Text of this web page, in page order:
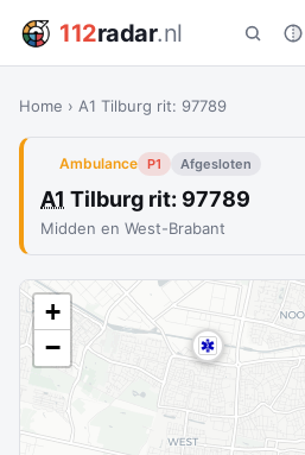
112radar.nl
Home › A1 Tilburg rit: 97789
Ambulance P1 Afgesloten
A1 Tilburg rit: 97789
Midden en West-Brabant
+
−